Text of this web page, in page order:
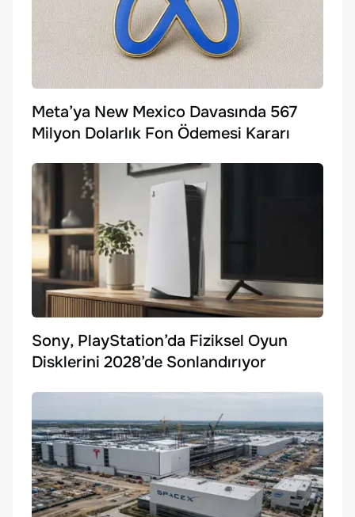
Meta’ya New Mexico Davasında 567
Milyon Dolarlık Fon Ödemesi Kararı
Sony, PlayStation’da Fiziksel Oyun
Disklerini 2028’de Sonlandırıyor